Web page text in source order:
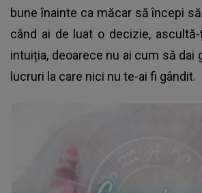
bune înainte ca măcar să începi
când ai de luat o decizie,
intuiția, deoarece nu ai cum să dai
lucruri la care nici nu te-ai fi gândit.